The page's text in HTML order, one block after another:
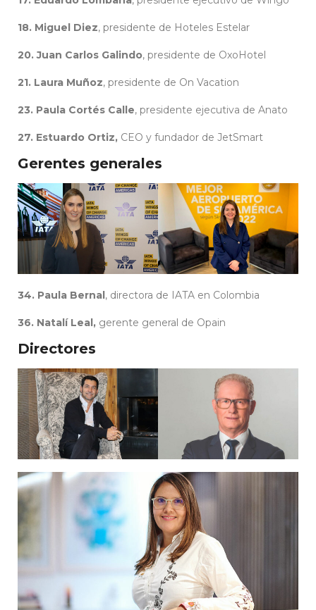
18. Miguel Diez, presidente de Hoteles Estelar
20. Juan Carlos Galindo, presidente de OxoHotel
21. Laura Muñoz, presidente de On Vacation
23. Paula Cortés Calle, presidente ejecutiva de Anato
27. Estuardo Ortiz, CEO y fundador de JetSmart
Gerentes generales
34. Paula Bernal , directora de IATA en Colombia
36. Natalí Leal, gerente general de Opain
Directores